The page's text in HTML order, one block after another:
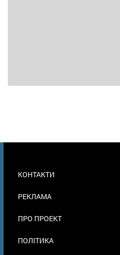
В
КОНТАКТИ
РЕКЛАМА
ПРО ПРОЕКТ
ПОЛІТИКА